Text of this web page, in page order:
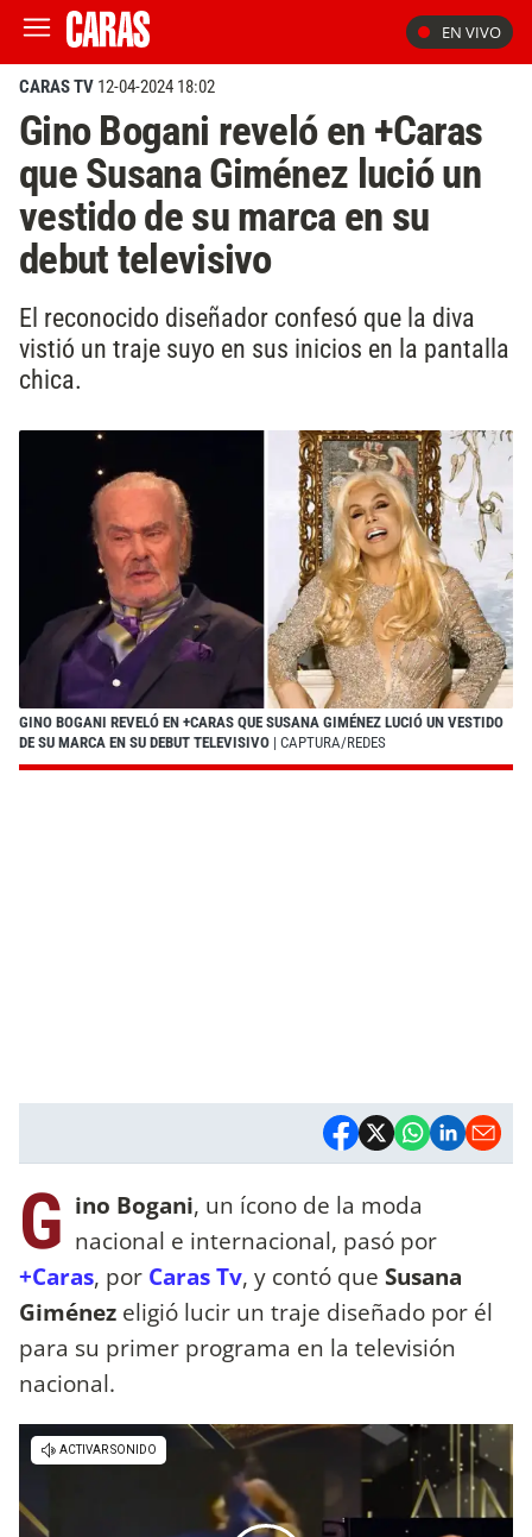
EN VIVO
CARAS TV 12-04-2024 18:02
Gino Bogani reveló en +Caras
que Susana Giménez lució un
vestido de su marca en su
debut televisivo
El reconocido diseñador confesó que la diva
vistió un traje suyo en sus inicios en la pantalla
chica.
GINO BOGANI REVELÓ EN +CARAS QUE SUSANA GIMÉNEZ LUCIÓ UN VESTIDO
DE SU MARCA EN SU DEBUT TELEVISIVO | CAPTURA/REDES
G ino Bogani, un ícono de la moda
nacional e internacional, pasó por
+Caras, por Caras Tv, y contó que Susana
Giménez eligió lucir un traje diseñado por él
para su primer programa en la televisión
nacional.